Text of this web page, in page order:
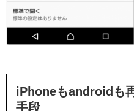
iPhoneもandroidも
手段